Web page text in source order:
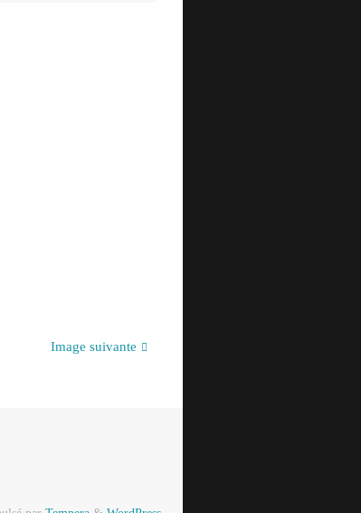
Image suivante